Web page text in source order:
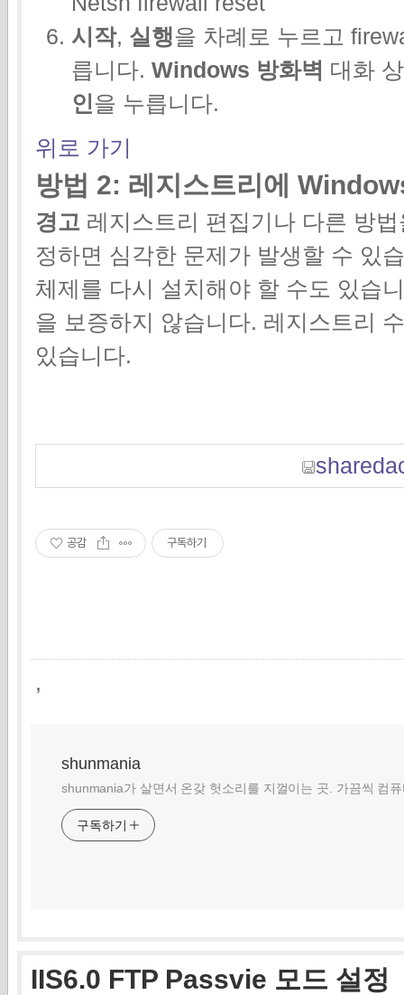
시작, 실행을 차례로 누르고
릅니다. Windows 방화벽 대화
인을 누릅니다.
위로 가기
방법 2: 레지스트리에
경고 레지스트리 편집기나 다른 방
정하면 심각한 문제가 발생할 수 있
체제를 다시 설치해야 할 수도 있습
을 보증하지 않습니다. 레지스트리
있습니다.
공감 구독하기
,
shunmania
shunmania가 살면서 온갖 헛소리를 지껄이는 곳. 가끔씩 컴
구독하기
IIS6.0 FTP Passvie 모드 설정